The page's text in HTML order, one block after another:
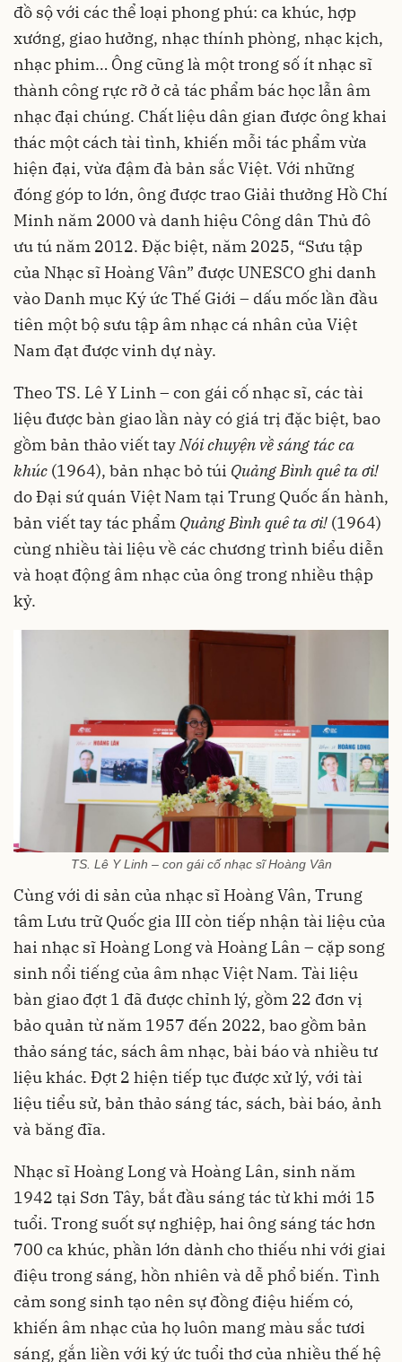
đồ sộ với các thể loại phong phú: ca khúc, hợp
xướng, giao hưởng, nhạc thính phòng, nhạc kịch,
nhạc phim… Ông cũng là một trong số ít nhạc sĩ
thành công rực rỡ ở cả tác phẩm bác học lẫn âm
nhạc đại chúng. Chất liệu dân gian được ông khai
thác một cách tài tình, khiến mỗi tác phẩm vừa
hiện đại, vừa đậm đà bản sắc Việt. Với những
đóng góp to lớn, ông được trao Giải thưởng Hồ Chí
Minh năm 2000 và danh hiệu Công dân Thủ đô
ưu tú năm 2012. Đặc biệt, năm 2025, “Sưu tập
của Nhạc sĩ Hoàng Vân” được UNESCO ghi danh
vào Danh mục Ký ức Thế Giới – dấu mốc lần đầu
tiên một bộ sưu tập âm nhạc cá nhân của Việt
Nam đạt được vinh dự này.
Theo TS. Lê Y Linh – con gái cố nhạc sĩ, các tài
liệu được bàn giao lần này có giá trị đặc biệt, bao
gồm bản thảo viết tayNói chuyện về sáng tác ca
khúc (1964), bản nhạc bỏ túi Quảng Bình quê ta ơi!
do Đại sứ quán Việt Nam tại Trung Quốc ấn hành,
bản viết tay tác phẩm Quảng Bình quê ta ơi! (1964)
cùng nhiều tài liệu về các chương trình biểu diễn
và hoạt động âm nhạc của ông trong nhiều thập
kỷ.
TS. Lê Y Linh – con gái cố nhạc sĩ Hoàng Vân
Cùng với di sản của nhạc sĩ Hoàng Vân, Trung
tâm Lưu trữ Quốc gia III còn tiếp nhận tài liệu của
hai nhạc sĩ Hoàng Long và Hoàng Lân – cặp song
sinh nổi tiếng của âm nhạc Việt Nam. Tài liệu
bàn giao đợt 1 đã được chỉnh lý, gồm 22 đơn vị
bảo quản từ năm 1957 đến 2022, bao gồm bản
thảo sáng tác, sách âm nhạc, bài báo và nhiều tư
liệu khác. Đợt 2 hiện tiếp tục được xử lý, với tài
liệu tiểu sử, bản thảo sáng tác, sách, bài báo, ảnh
và băng đĩa.
Nhạc sĩ Hoàng Long và Hoàng Lân, sinh năm
1942 tại Sơn Tây, bắt đầu sáng tác từ khi mới 15
tuổi. Trong suốt sự nghiệp, hai ông sáng tác hơn
700 ca khúc, phần lớn dành cho thiếu nhi với giai
điệu trong sáng, hồn nhiên và dễ phổ biến. Tình
cảm song sinh tạo nên sự đồng điệu hiếm có,
khiến âm nhạc của họ luôn mang màu sắc tươi
sáng, gắn liền với ký ức tuổi thơ của nhiều thế hệ